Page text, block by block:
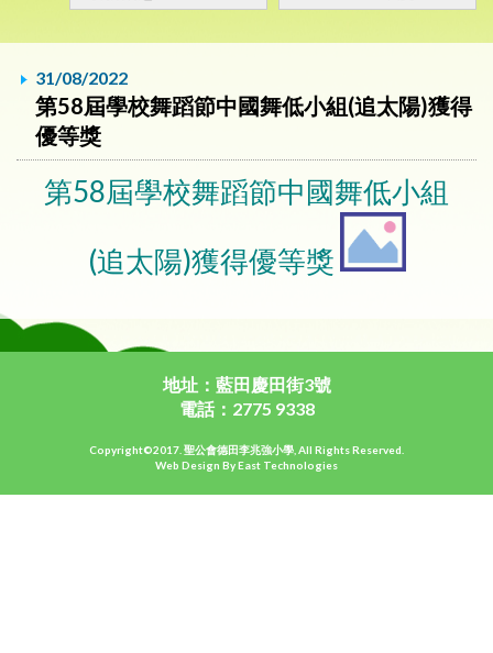
31/08/2022
第58屆學校舞蹈節中國舞低小組(追太陽)獲得
優等獎
第58屆學校舞蹈節中國舞低小組
(追太陽)獲得優等獎
地址：藍田慶田街3號
電話：2775 9338
Copyright©2017. 聖公會德田李兆強小學, All Rights Reserved.
Web Design By East Technologies